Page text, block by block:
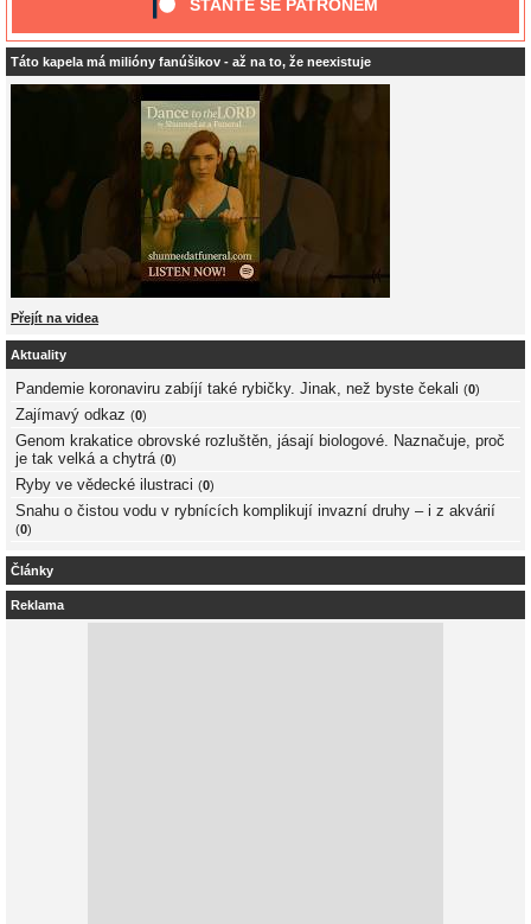
STAŇTE SE PATRONEM
Táto kapela má milióny fanúšikov - až na to, že neexistuje
Přejít na videa
Aktuality
Pandemie koronaviru zabíjí také rybičky. Jinak, než byste čekali (0)
Zajímavý odkaz (0)
Genom krakatice obrovské rozluštěn, jásají biologové. Naznačuje, proč
je tak velká a chytrá (0)
Ryby ve vědecké ilustraci (0)
Snahu o čistou vodu v rybnících komplikují invazní druhy – i z akvárií
(0)
Články
Reklama